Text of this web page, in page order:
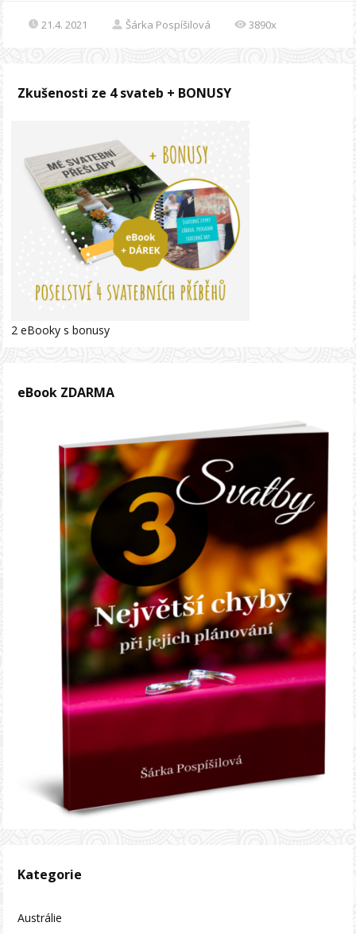
21.4. 2021 Šárka Pospíšilová 3890x
Zkušenosti ze 4 svateb + BONUSY
2 eBooky s bonusy
eBook ZDARMA
Kategorie
Austrálie